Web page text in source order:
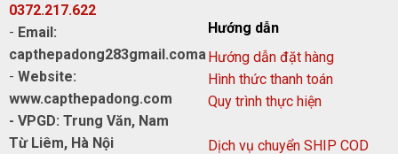
0372.217.622
- Email:
capthepadong283gmail.coma
- Website:
www.capthepadong.com
- VPGD: Trung Văn, Nam
Từ Liêm, Hà Nội
Hướng dẫn
Hướng dẫn đặt hàng
Hình thức thanh toán
Quy trình thực hiện
Dịch vụ chuyển SHIP COD